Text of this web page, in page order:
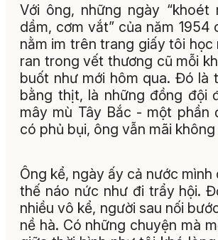
Với ông, những ngày “khoét
dầm, cơm vắt” của năm 1954
nằm im trên trang giấy tôi
ran trong vết thương cũ mỗi
buốt như mới hôm qua. Đó là
bằng thịt, là những đồng đội
mây mù Tây Bắc - một phần
có phủ bụi, ông vẫn mãi
Ông kể, ngày ấy cả nước mình
thế náo nức như đi trẩy hội.
nhiều vô kể, người sau nối
nề hà. Có những chuyện mà